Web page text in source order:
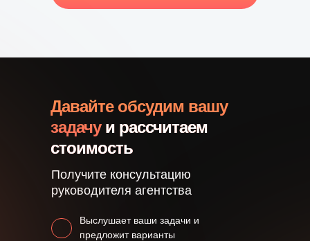
Получите консультацию
руководителя агентства
Выслушает ваши задачи и
предложит варианты
Давайте обсудим вашу
задачу и рассчитаем
стоимость